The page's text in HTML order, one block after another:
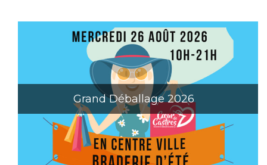
Grand Déballage 2026